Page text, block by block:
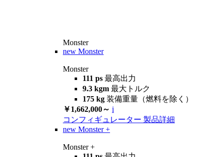
Monster
new Monster
Monster
111 ps 最高出力
9.3 kgm 最大トルク
175 kg 装備重量（燃料を除く）
￥1,662,000～ i
コンフィギュレーター 製品詳細
new Monster +
Monster +